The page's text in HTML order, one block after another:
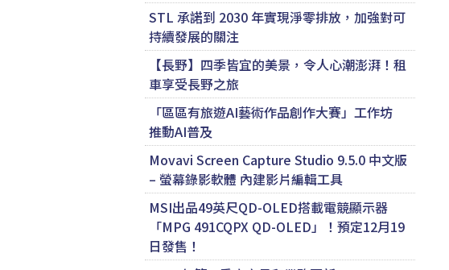
STL 承諾到 2030 年實現淨零排放，加強對可
持續發展的關注
【長野】四季皆宜的美景，令人心潮澎湃！租
車享受長野之旅
「區區有旅遊AI藝術作品創作大賽」工作坊
推動AI普及
Movavi Screen Capture Studio 9.5.0 中文版
– 螢幕錄影軟體 內建影片編輯工具
MSI出品49英尺QD-OLED搭載電競顯示器
「MPG 491CQPX QD-OLED」！預定12月19
日發售！